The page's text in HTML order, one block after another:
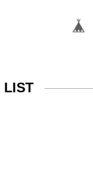
LIST